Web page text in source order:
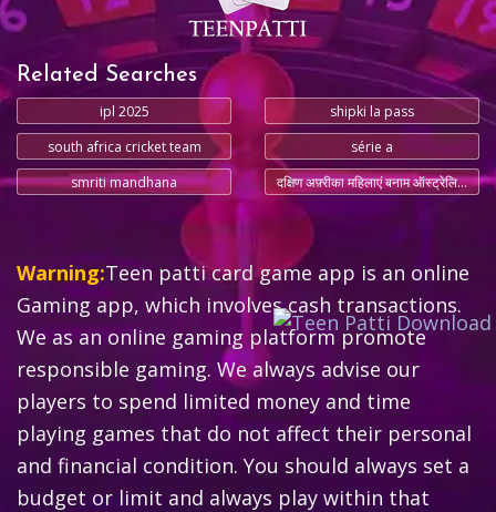
Related Searches
ipl 2025
shipki la pass
south africa cricket team
série a
smriti mandhana
दक्षिण अफ़्रीका महिलाएं बनाम ऑस्ट्रेलिया महिलाएं
Warning:Teen patti card game app is an online
Gaming app, which involves cash transactions.
We as an online gaming platform promote
responsible gaming. We always advise our
players to spend limited money and time
playing games that do not affect their personal
and financial condition. You should always set a
budget or limit and always play within that